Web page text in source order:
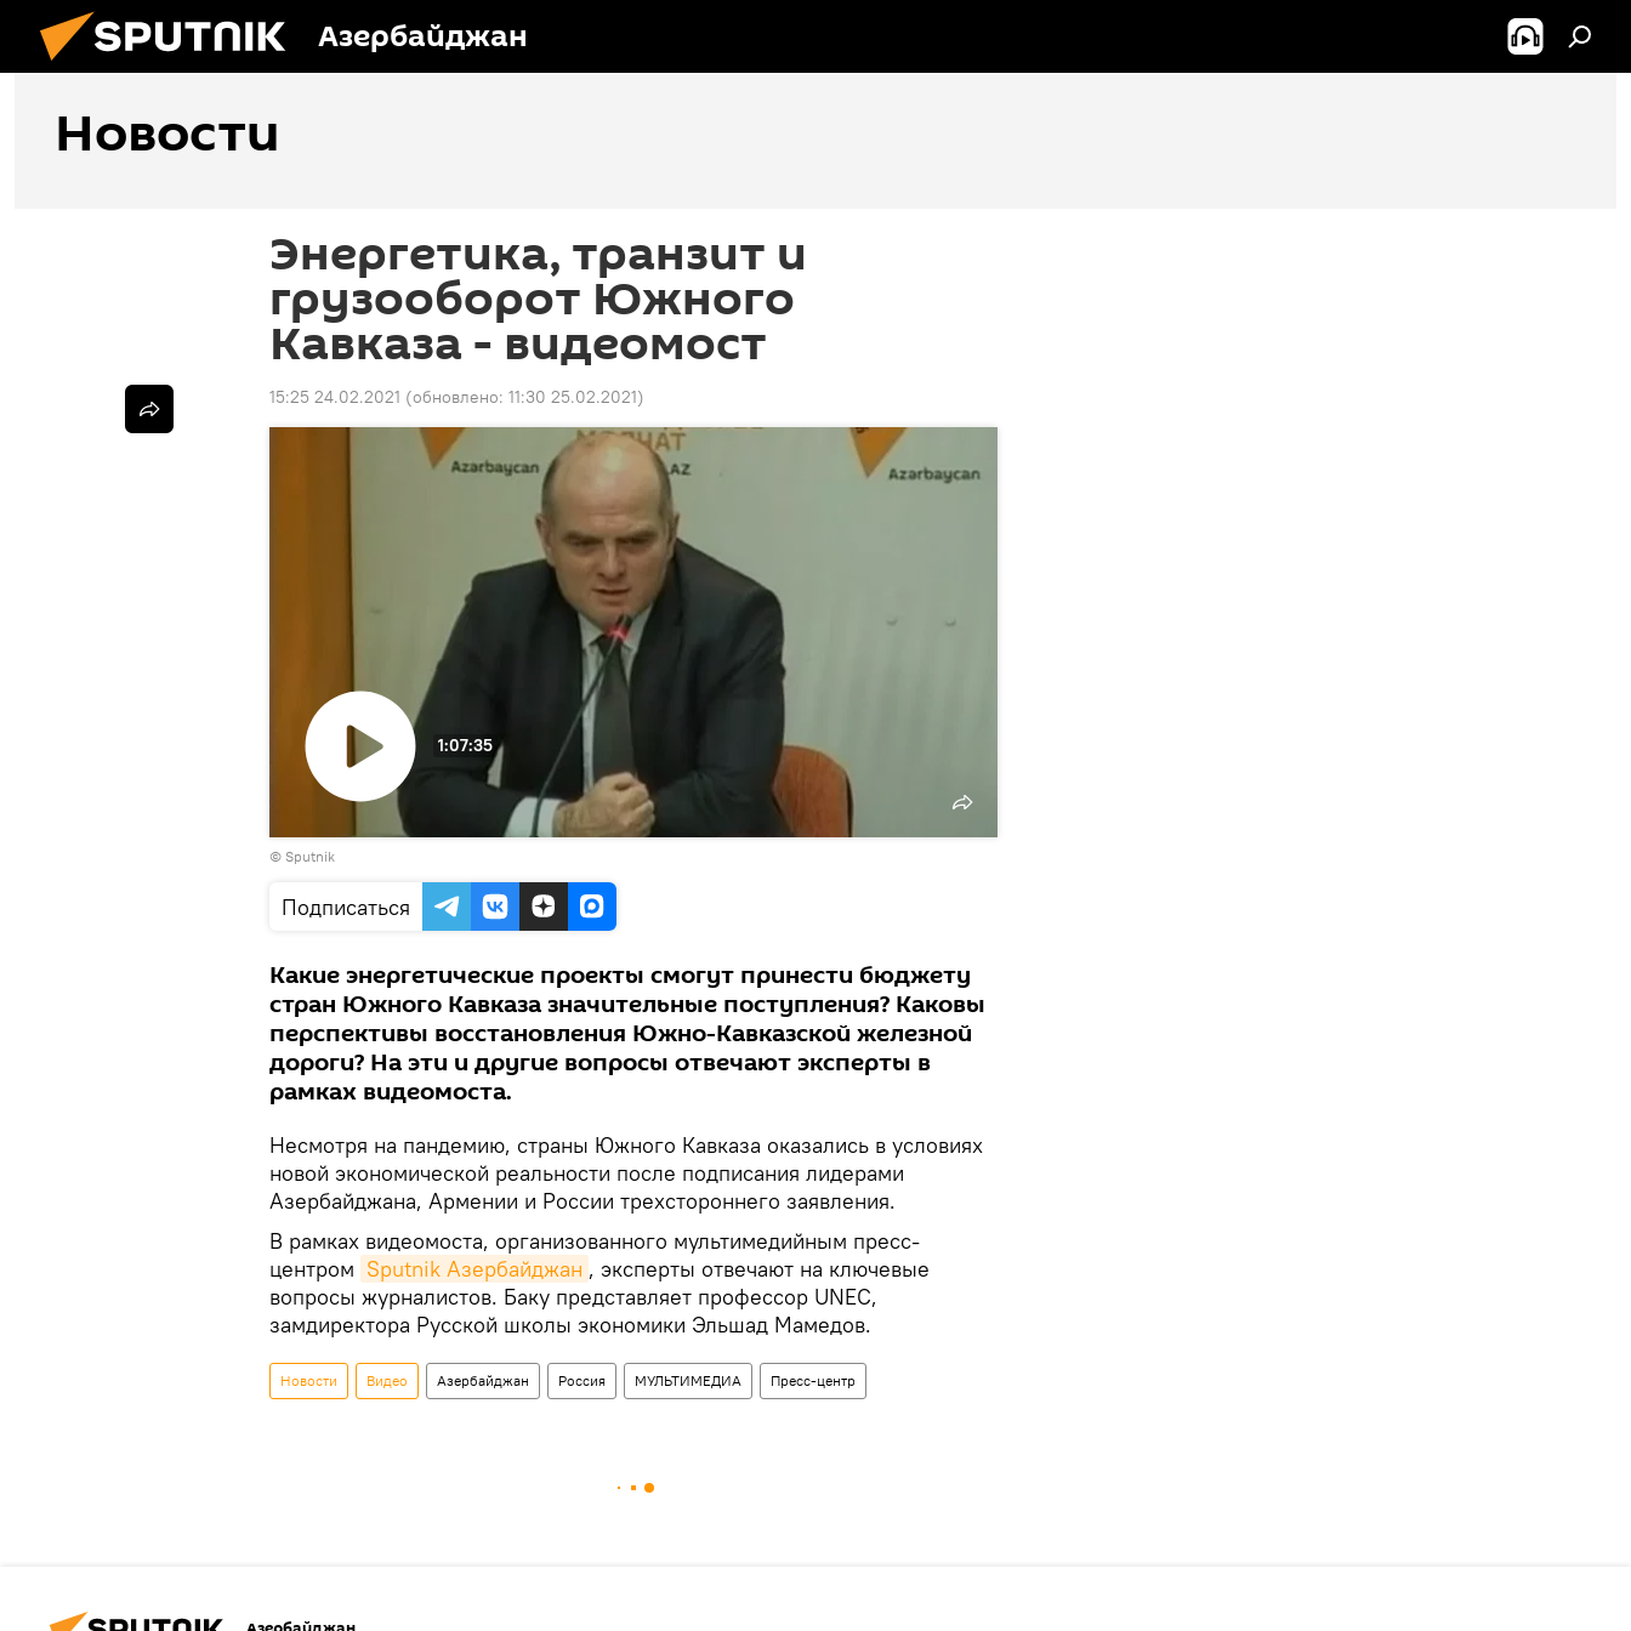
Азербайджан
Новости
Энергетика, транзит и
грузооборот Южного
Кавказа - видеомост
15:25 24.02.2021 (обновлено: 11:30 25.02.2021)
Воспроизвести
1:07:35
© Sputnik
Подписаться
Какие энергетические проекты смогут принести бюджету
стран Южного Кавказа значительные поступления? Каковы
перспективы восстановления Южно-Кавказской железной
дороги? На эти и другие вопросы отвечают эксперты в
рамках видеомоста.
Несмотря на пандемию, страны Южного Кавказа оказались в условиях
новой экономической реальности после подписания лидерами
Азербайджана, Армении и России трехстороннего заявления.
В рамках видеомоста, организованного мультимедийным пресс-
центром Sputnik Азербайджан , эксперты отвечают на ключевые
вопросы журналистов. Баку представляет профессор UNEC,
замдиректора Русской школы экономики Эльшад Мамедов.
Новости Видео Азербайджан Россия МУЛЬТИМЕДИА Пресс-центр